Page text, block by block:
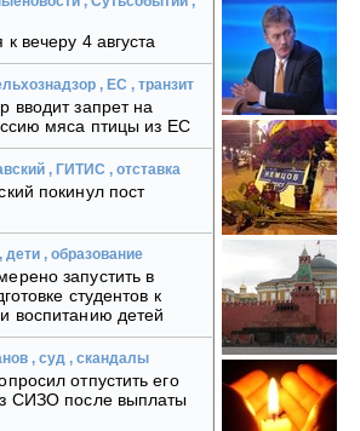
вечеру 4 августа
, ЕС , транзит
вводит запрет на
мяса птицы из ЕС
, ГИТИС , отставка
покинул пост
, дети , образование
запустить в
студентов к
воспитанию детей
, суд , скандалы
отпустить его
СИЗО после выплаты